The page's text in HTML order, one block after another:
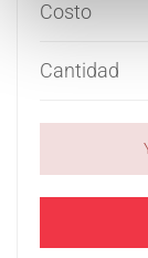
Costo
Cantidad